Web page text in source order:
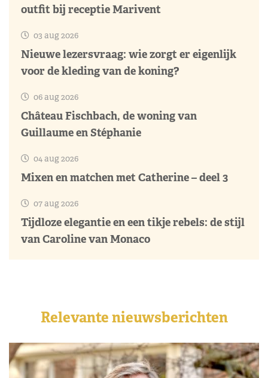
outfit bij receptie Marivent
03 aug 2026
Nieuwe lezersvraag: wie zorgt er eigenlijk
voor de kleding van de koning?
06 aug 2026
Château Fischbach, de woning van
Guillaume en Stéphanie
04 aug 2026
Mixen en matchen met Catherine – deel 3
07 aug 2026
Tijdloze elegantie en een tikje rebels: de stijl
van Caroline van Monaco
Relevante nieuwsberichten